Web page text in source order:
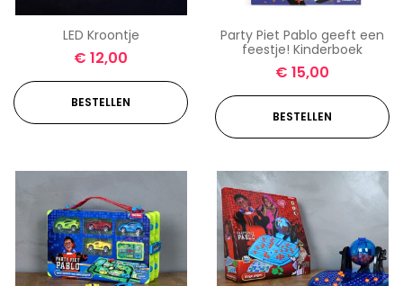
LED Kroontje
€ 12,00
BESTELLEN
Party Piet Pablo geeft een
feestje! Kinderboek
€ 15,00
BESTELLEN